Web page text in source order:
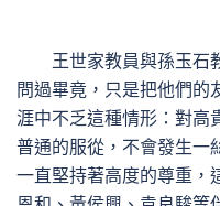
王世家教員與孫玉石
問過畢竟，只是把他們的
涯中不乏這種情形：對高
普通的服從，不會發生一
一直堅持著高度的尊重，